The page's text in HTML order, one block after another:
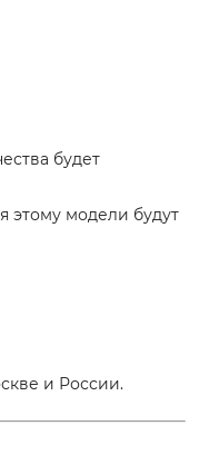
будет
этому модели будут
и России.